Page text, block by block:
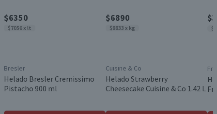
$6350
$7056 x lt
Bresler
Helado Bresler Cremissimo
Pistacho 900 ml
$6890
$8833 x kg
Cuisine & Co
Helado Strawberry
Cheesecake Cuisine & Co 1.42 L